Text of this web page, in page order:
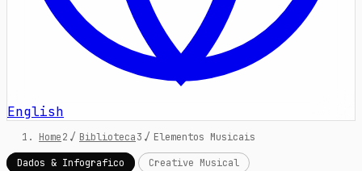
English
Home / Biblioteca / Elementos Musicais
Dados & Infografico
Creative Musical